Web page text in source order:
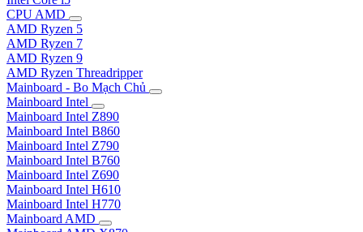
CPU AMD
AMD Ryzen 5
AMD Ryzen 7
AMD Ryzen 9
AMD Ryzen Threadripper
Mainboard - Bo Mạch Chủ
Mainboard Intel
Mainboard Intel Z890
Mainboard Intel B860
Mainboard Intel Z790
Mainboard Intel B760
Mainboard Intel Z690
Mainboard Intel H610
Mainboard Intel H770
Mainboard AMD